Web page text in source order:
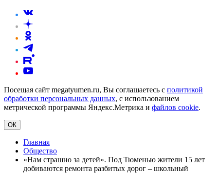
Посещая сайт megatyumen.ru, Вы соглашаетесь с политикой
обработки персональных данных, с использованием
метрической программы Яндекс.Метрика и файлов cookie.
ОК
Главная
Общество
«Нам страшно за детей». Под Тюменью жители 15 лет
добиваются ремонта разбитых дорог – школьный